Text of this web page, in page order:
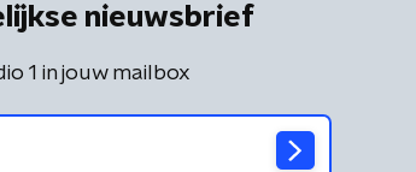
nieuwsbrief
1 in jouw mailbox